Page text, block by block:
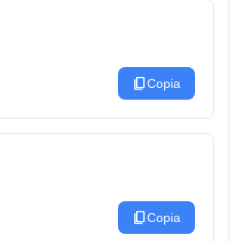
content_copyCopia
content_copyCopia